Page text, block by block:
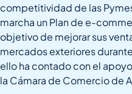
competitividad de las
marcha un Plan de e-
objetivo de mejorar sus
mercados exteriores
ello ha contado con el
la Cámara de Comercio de